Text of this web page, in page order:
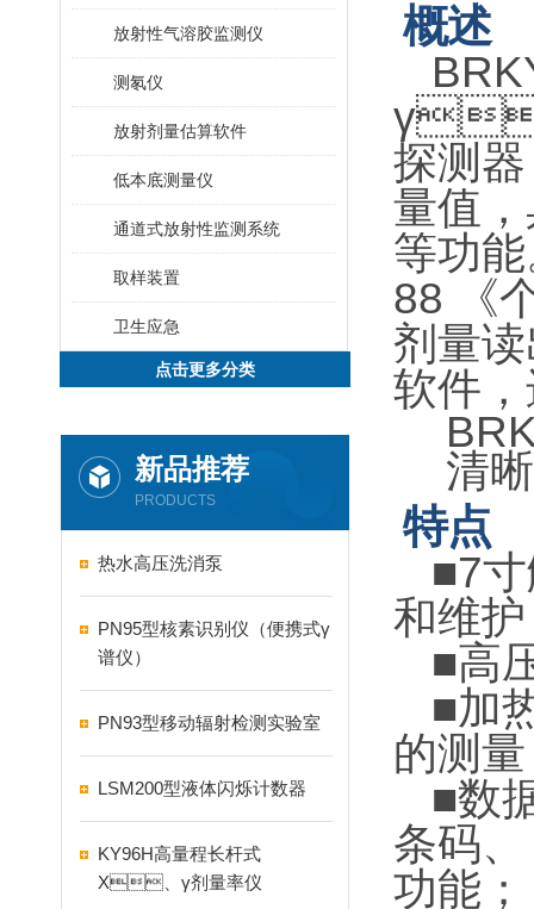
放射性气溶胶监测仪
测氡仪
放射剂量估算软件
低本底测量仪
通道式放射性监测系统
取样装置
卫生应急
点击更多分类
新品推荐
PRODUCTS
热水高压洗消泵
PN95型核素识别仪（便携式γ
谱仪）
PN93型移动辐射检测实验室
LSM200型液体闪烁计数器
KY96H高量程长杆式
X、γ剂量率仪
概述
B
γ
探测器
量值
等功能
88
《
剂量读
软件
BR
清晰
特点
■7寸
和维护
■高
■加
的测量
■数
条码
功能；